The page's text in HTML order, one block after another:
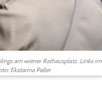
am wiener Rathausplatz. Links im
Ekatarina Paller